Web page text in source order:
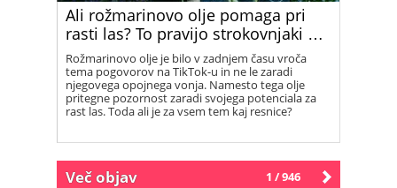
Ali rožmarinovo olje pomaga pri
rasti las? To pravijo strokovnjaki …
Rožmarinovo olje je bilo v zadnjem času vroča
tema pogovorov na TikTok-u in ne le zaradi
njegovega opojnega vonja. Namesto tega olje
pritegne pozornost zaradi svojega potenciala za
rast las. Toda ali je za vsem tem kaj resnice?
Starejše
1 / 946
Več objav